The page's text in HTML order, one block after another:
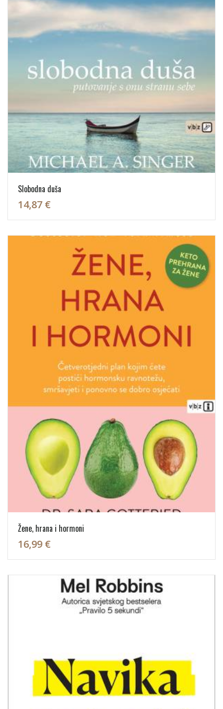
Slobodna duša
14,87 €
Žene, hrana i hormoni
16,99 €